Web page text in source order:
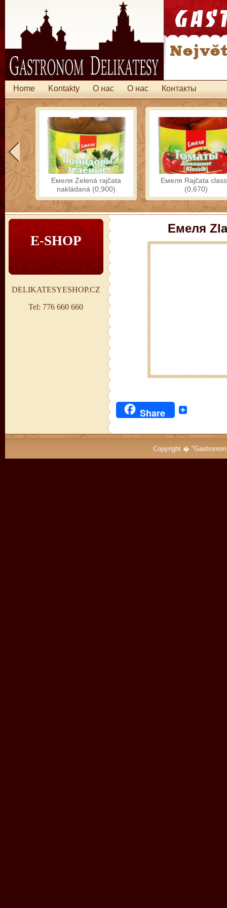
Home Kontakty O нас O нас Контакты
Емеля Zelená rajčata
nakládaná (0,900)
Емеля Rajčata
(0,670)
E-SHOP
DELIKATESYESHOP.CZ
Tel: 776 660 660
Емеля
Share
Copyright �